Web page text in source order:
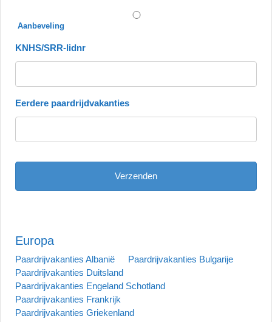
Aanbeveling
KNHS/SRR-lidnr
Eerdere paardrijdvakanties
Europa
Paardrijvakanties Albanië
Paardrijvakanties Bulgarije
Paardrijvakanties Duitsland
Paardrijvakanties Engeland Schotland
Paardrijvakanties Frankrijk
Paardrijvakanties Griekenland